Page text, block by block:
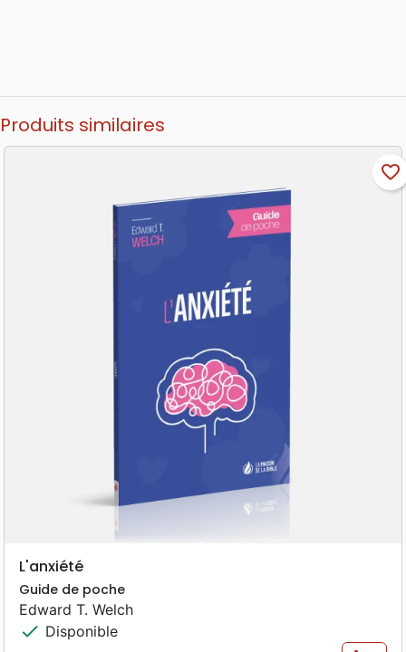
Produits similaires
favorite_border
L'anxiété
Guide de poche
Edward T. Welch
check Disponible